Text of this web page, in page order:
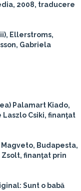
2008, traducere
Ellerstroms,
Gabriela
Palamart Kiado,
Csiki, finanţat
Budapesta,
finanţat prin
Sunt o babă